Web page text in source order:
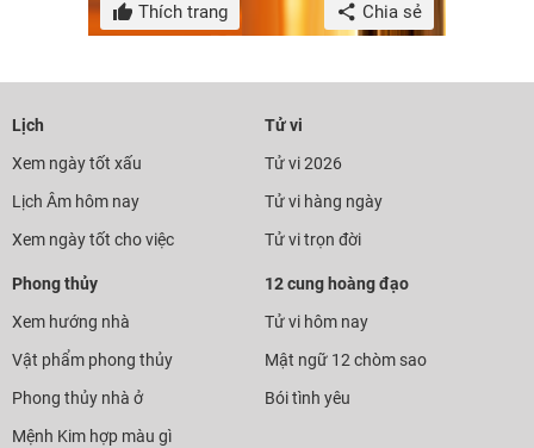
Thích trang Chia sẻ
Lịch
Xem ngày tốt xấu
Lịch Âm hôm nay
Xem ngày tốt cho việc
Tử vi
Tử vi 2026
Tử vi hàng ngày
Tử vi trọn đời
Phong thủy
Xem hướng nhà
Vật phẩm phong thủy
Phong thủy nhà ở
Mệnh Kim hợp màu gì
12 cung hoàng đạo
Tử vi hôm nay
Mật ngữ 12 chòm sao
Bói tình yêu